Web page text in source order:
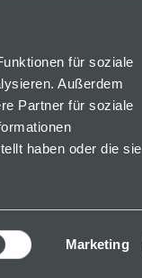
für soziale
Außerdem
Partner für soziale
haben oder die sie
Marketing